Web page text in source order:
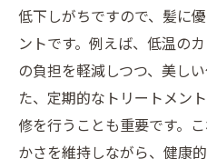
髪を若々しく見せ
名古屋市昭和区で自
室選び
信頼できる美容室
口コミでわかる美
低下しがちですので、髪に
ントです。例えば、低温の
の負担を軽減しつつ、美し
た、定期的なトリートメン
修を行うことも重要です。
かさを維持しながら、健康